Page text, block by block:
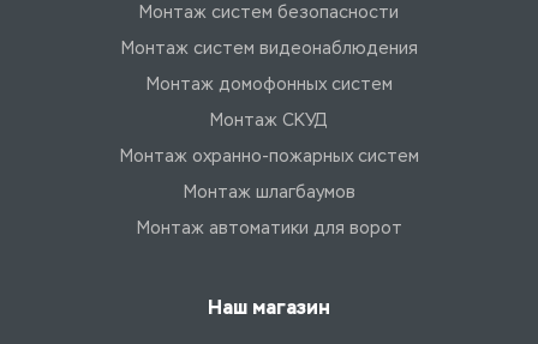
Монтаж систем безопасности
Монтаж систем видеонаблюдения
Монтаж домофонных систем
Монтаж СКУД
Монтаж охранно-пожарных систем
Монтаж шлагбаумов
Монтаж автоматики для ворот
Наш магазин